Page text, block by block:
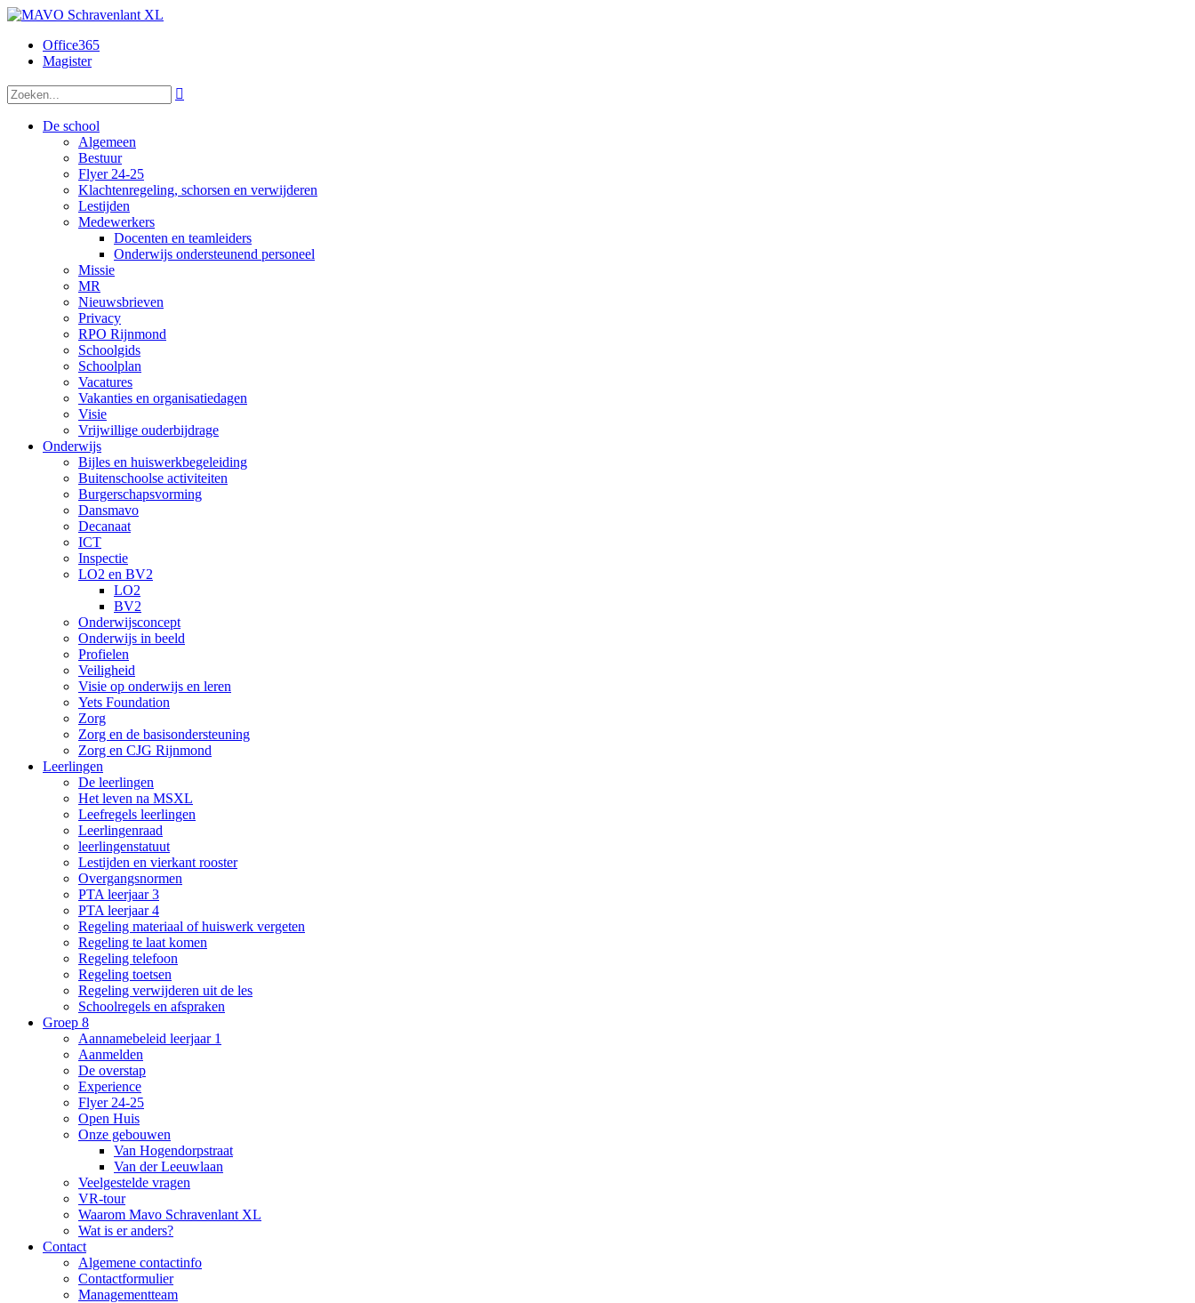
Office365
Magister

De school
Algemeen
Bestuur
Flyer 24-25
Klachtenregeling, schorsen en verwijderen
Lestijden
Medewerkers
Docenten en teamleiders
Onderwijs ondersteunend personeel
Missie
MR
Nieuwsbrieven
Privacy
RPO Rijnmond
Schoolgids
Schoolplan
Vacatures
Vakanties en organisatiedagen
Visie
Vrijwillige ouderbijdrage
Onderwijs
Bijles en huiswerkbegeleiding
Buitenschoolse activiteiten
Burgerschapsvorming
Dansmavo
Decanaat
ICT
Inspectie
LO2 en BV2
LO2
BV2
Onderwijsconcept
Onderwijs in beeld
Profielen
Veiligheid
Visie op onderwijs en leren
Yets Foundation
Zorg
Zorg en de basisondersteuning
Zorg en CJG Rijnmond
Leerlingen
De leerlingen
Het leven na MSXL
Leefregels leerlingen
Leerlingenraad
leerlingenstatuut
Lestijden en vierkant rooster
Overgangsnormen
PTA leerjaar 3
PTA leerjaar 4
Regeling materiaal of huiswerk vergeten
Regeling te laat komen
Regeling telefoon
Regeling toetsen
Regeling verwijderen uit de les
Schoolregels en afspraken
Groep 8
Aannamebeleid leerjaar 1
Aanmelden
De overstap
Experience
Flyer 24-25
Open Huis
Onze gebouwen
Van Hogendorpstraat
Van der Leeuwlaan
Veelgestelde vragen
VR-tour
Waarom Mavo Schravenlant XL
Wat is er anders?
Contact
Algemene contactinfo
Contactformulier
Managementteam